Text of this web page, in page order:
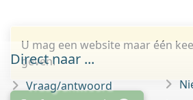
U mag een website maar één
geven.
Direct naar ...
Vraag/antwoord